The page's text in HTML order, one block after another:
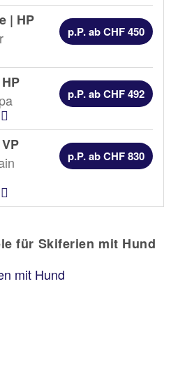
| HP
p.P. ab CHF 450
HP
p.P. ab CHF 492
VP
p.P. ab CHF 830
für Skiferien mit Hund